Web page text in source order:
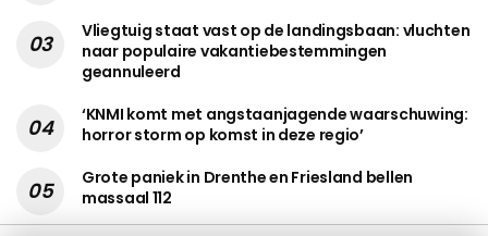
Vliegtuig staat vast op de landingsbaan: vluchten
naar populaire vakantiebestemmingen
geannuleerd
‘KNMI komt met angstaanjagende waarschuwing:
horror storm op komst in deze regio’
Grote paniek in Drenthe en Friesland bellen
massaal 112